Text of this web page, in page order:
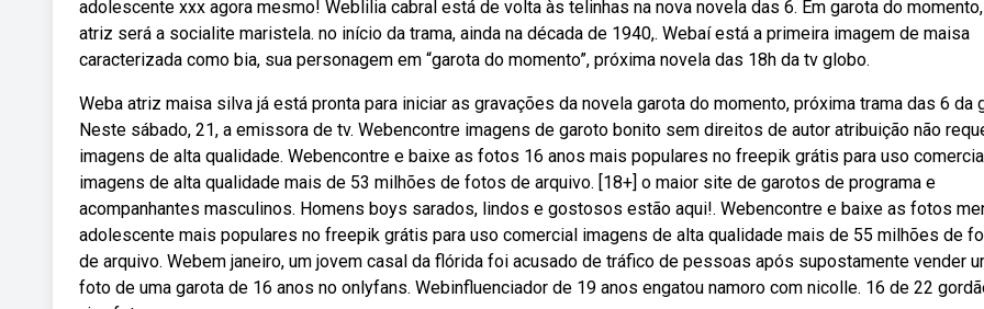
adolescente xxx agora mesmo! Weblilia cabral está de volta às telinhas na nova novela das 6. Em garota do
atriz será a socialite maristela. no início da trama, ainda na década de 1940,. Webaí está a primeira imagem de maisa
caracterizada como bia, sua personagem em “garota do momento”, próxima novela das 18h da tv globo.
Weba atriz maisa silva já está pronta para iniciar as gravações da novela garota do momento, próxima trama das 6 da
Neste sábado, 21, a emissora de tv. Webencontre imagens de garoto bonito sem direitos de autor atribuição não
imagens de alta qualidade. Webencontre e baixe as fotos 16 anos mais populares no freepik grátis para uso
imagens de alta qualidade mais de 53 milhões de fotos de arquivo. [18+] o maior site de garotos de programa e
acompanhantes masculinos. Homens boys sarados, lindos e gostosos estão aqui!. Webencontre e baixe as fotos
adolescente mais populares no freepik grátis para uso comercial imagens de alta qualidade mais de 55 milhões de
de arquivo. Webem janeiro, um jovem casal da flórida foi acusado de tráfico de pessoas após supostamente vender
foto de uma garota de 16 anos no onlyfans. Webinfluenciador de 19 anos engatou namoro com nicolle. 16 de 22